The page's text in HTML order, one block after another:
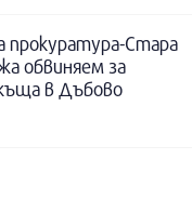
прокуратура-Стара
обвиняем за
в Дъбово